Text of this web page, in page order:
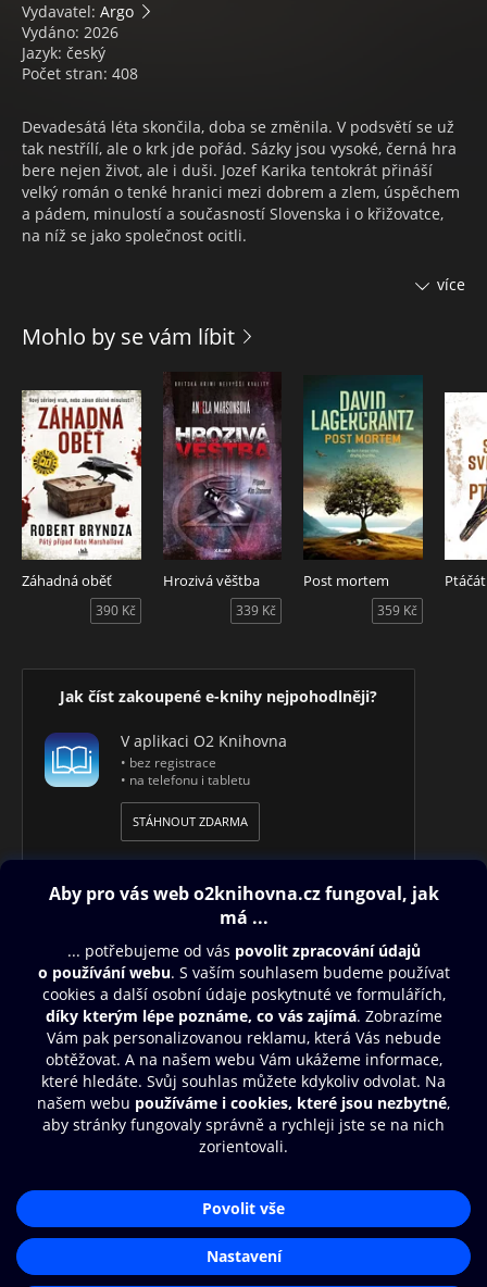
Vydavatel: Argo
Vydáno: 2026
Jazyk: český
Počet stran: 408
Devadesátá léta skončila, doba se změnila. V podsvětí se už
tak nestřílí, ale o krk jde pořád. Sázky jsou vysoké, černá hra
bere nejen život, ale i duši. Jozef Karika tentokrát přináší
velký román o tenké hranici mezi dobrem a zlem, úspěchem
a pádem, minulostí a současností Slovenska i o křižovatce,
na níž se jako společnost ocitli.
Schyluje se k velké srážce a Milan se ocitá mezi mlýnskými
naplněnému životu, a která do zatracení?
Velkolepé kriminální drama s prvky thrilleru od mistra
napětí Jozefa Kariky.
více
Mohlo by se vám líbit
Záhadná oběť
390 Kč
Hrozivá věštba
339 Kč
Post mortem
359 Kč
Jak číst zakoupené e-knihy nejpohodlněji?
V aplikaci O2 Knihovna
• bez registrace
• na telefonu i tabletu
STÁHNOUT ZDARMA
Obsah ke stažení
Moje O2 Knihovna
Další zábava
© O2 Czech Republic a.s.
Přístupnost
Zásady zpracování osobních údajůAplikace O2 Knihovna
Čti a poslouchej své e-knihy a
audioknihy rychleji a pohodlněji.